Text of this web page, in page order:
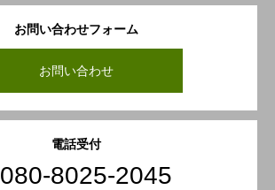
お問い合わせフォーム
お問い合わせ
電話受付
080-8025-2045